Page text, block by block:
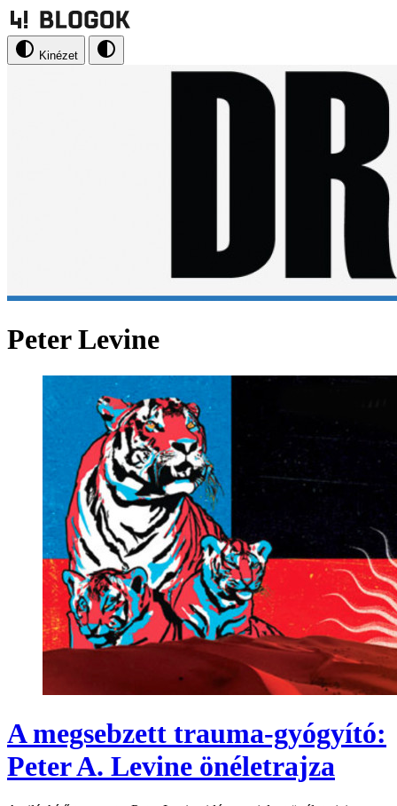
Kinézet
Peter Levine
A megsebzett trauma-gyógyító:
Peter A. Levine önéletrajza